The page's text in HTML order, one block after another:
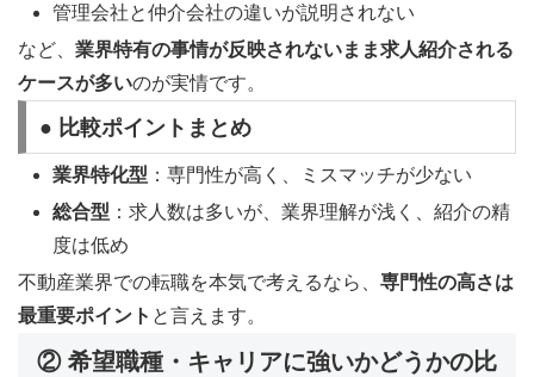
管理会社と仲介会社の違いが説明されない
など、 業界特有の事情が反映されないまま求人紹介される
ケースが多いのが実情です。
● 比較ポイントまとめ
業界特化型 ：専門性が高く、ミスマッチが少ない
総合型 ：求人数は多いが、業界理解が浅く、紹介の精
度は低め
不動産業界での転職を本気で考えるなら、 専門性の高さは
最重要ポイント と言えます。
② 希望職種・キャリアに強いかどうかの比